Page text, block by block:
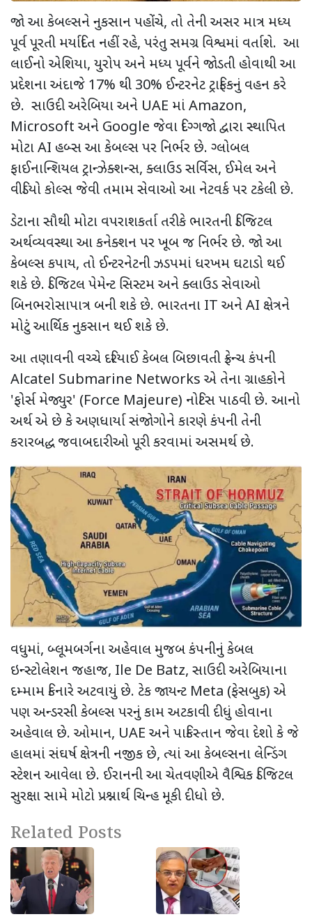
જો આ કેબલ્સને નુકસાન પહોંચે, તો તેની અસર માત્ર મધ્ય
પૂર્વ પૂરતી મર્યાદિત નહીં રહે, પરંતુ સમગ્ર વિશ્વમાં વર્તાશે. આ
લાઈનો એશિયા, યુરોપ અને મધ્ય પૂર્વને જોડતી હોવાથી આ
પ્રદેશના અંદાજે 17% થી 30% ઈન્ટરનેટ ટ્રાફિકનું વહન કરે
છે. સાઉદી અરેબિયા અને UAE માંAmazon,
Microsoft અને Google જેવા દિગ્ગજો દ્વારા સ્થાપિત
મોટાAI હબ્સ આ કેબલ્સ પર નિર્ભર છે. ગ્લોબલ
ફાઈનાન્શિયલ ટ્રાન્ઝેક્શન્સ, ક્લાઉડ સર્વિસ, ઈમેલ અને
વીડિયો કોલ્સ જેવી તમામ સેવાઓ આ નેટવર્ક પર ટકેલી છે.
ડેટાના સૌથી મોટા વપરાશકર્તા તરીકે ભારતની ડિજિટલ
અર્થવ્યવસ્થા આ કનેક્શન પર ખૂબ જ નિર્ભર છે. જો આ
કેબલ્સ કપાય, તો ઈન્ટરનેટની ઝડપમાં ધરખમ ઘટાડો થઈ
શકે છે. ડિજિટલ પેમેન્ટ સિસ્ટમ અને ક્લાઉડ સેવાઓ
બિનભરોસાપાત્ર બની શકે છે. ભારતના IT અનેAI ક્ષેત્રને
મોટું આર્થિક નુકસાન થઈ શકે છે.
આ તણાવની વચ્ચે દરિયાઈ કેબલ બિછાવતી ફ્રેન્ચ કંપની
Alcatel Submarine Networks એ તેના ગ્રાહકોને
'ફોર્સ મેજ્યુર' (Force Majeure) નોટિસ પાઠવી છે. આનો
અર્થ એ છે કે અણધાર્યા સંજોગોને કારણે કંપની તેની
કરારબદ્ધ જવાબદારીઓ પૂરી કરવામાં અસમર્થ છે.
વધુમાં, બ્લૂમબર્ગના અહેવાલ મુજબ કંપનીનું કેબલ
ઇન્સ્ટોલેશન જહાજ, Ile De Batz, સાઉદી અરેબિયાના
દમ્મામ કિનારે અટવાયું છે. ટેક જાયન્ટ Meta (ફેસબુક) એ
પણ અન્ડરસી કેબલ્સ પરનું કામ અટકાવી દીધું હોવાના
અહેવાલ છે. ઓમાન, UAE અને પાકિસ્તાન જેવા દેશો કે જે
હાલમાં સંઘર્ષ ક્ષેત્રની નજીક છે, ત્યાં આ કેબલ્સના લેન્ડિંગ
સ્ટેશન આવેલા છે. ઈરાનની આ ચેતવણીએ વૈશ્વિક ડિજિટલ
સુરક્ષા સામે મોટો પ્રશ્નાર્થ ચિન્હ મૂકી દીધો છે.
Related Posts